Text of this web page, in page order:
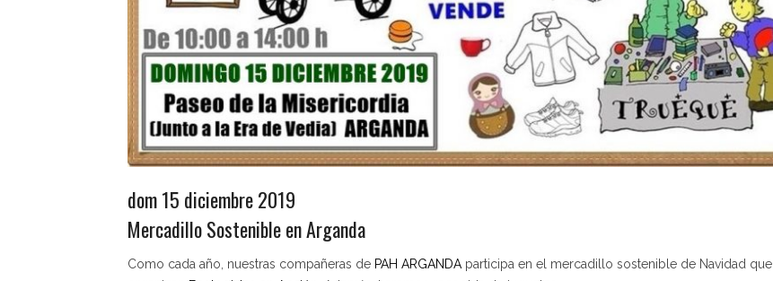
dom 15 diciembre 2019
Mercadillo Sostenible en Arganda
Como cada año, nuestras compañeras de PAH ARGANDA participa en el mercadillo sostenible de Navidad que